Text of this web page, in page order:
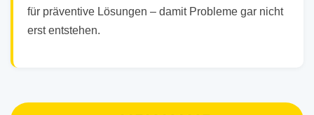
für präventive Lösungen – damit Probleme gar nicht
erst entstehen.